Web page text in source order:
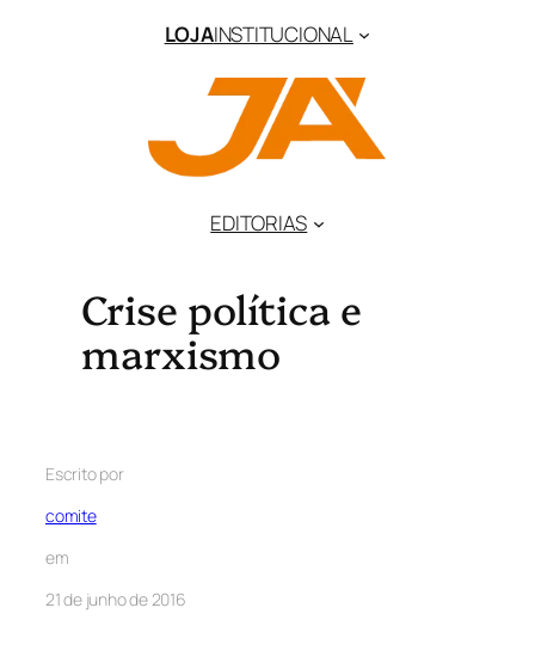
LOJAINSTITUCIONAL
EDITORIAS
Crise política e
marxismo
Escrito por
comite
em
21 de junho de 2016